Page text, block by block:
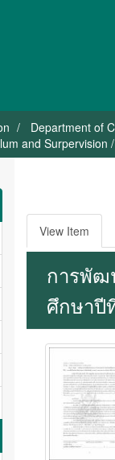
Department of
and
View Item
การพัฒ
ศึกษาปี